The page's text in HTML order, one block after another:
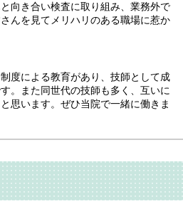
向き合い検査に取り組み、業務外で
んを見てメリハリのある職場に惹か
度による教育があり、技師として成
。また同世代の技師も多く、互いに
思います。ぜひ当院で一緒に働きま